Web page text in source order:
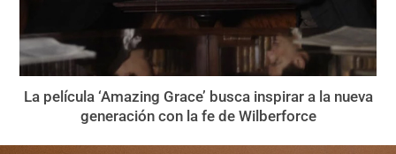
La película ‘Amazing Grace’ busca inspirar a la nueva
generación con la fe de Wilberforce